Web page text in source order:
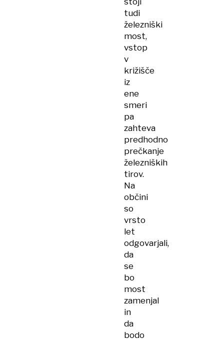
tudi
železniški
most,
vstop
v
križišče
iz
ene
smeri
pa
zahteva
predhodno
prečkanje
železniških
tirov.
Na
občini
so
vrsto
let
odgovarjali,
da
se
bo
most
zamenjal
in
da
bodo